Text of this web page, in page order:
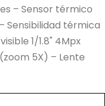
– Sensor térmico
Sensibilidad térmica
1/1.8" 4Mpx
5X) – Lente